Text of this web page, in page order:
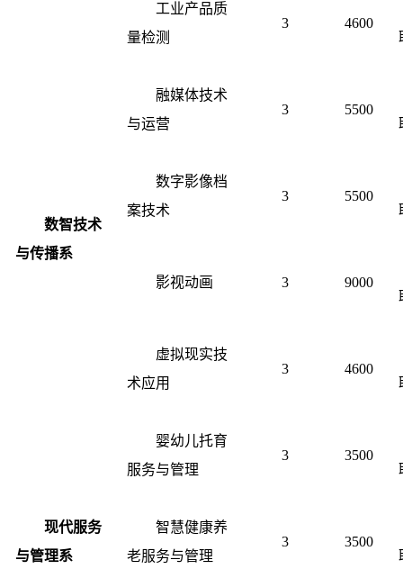
工业产品质
量检测
3
4600
数智技术
与传播系
融媒体技术
与运营
3
5500
数字影像档
案技术
3
5500
影视动画 3
9000
虚拟现实技
术应用
3
4600
现代服务
与管理系
婴幼儿托育
服务与管理
3
3500
智慧健康养
老服务与管理
3
3500